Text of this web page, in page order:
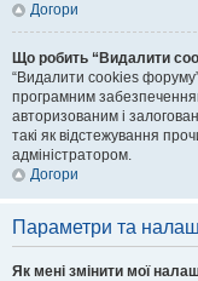
Догори
Що робить “Видалити
“Видалити cookies
програмним
авторизованим і
такі як відстежування
адміністратором.
Догори
Параметри та
Як мені змінити мої